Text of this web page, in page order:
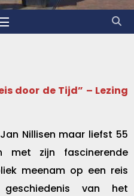
door de Tijd” – Lezing
Nillisen maar liefst 55
met zijn fascinerende
meenam op een reis
van het